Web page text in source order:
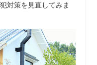
対策を見直してみま